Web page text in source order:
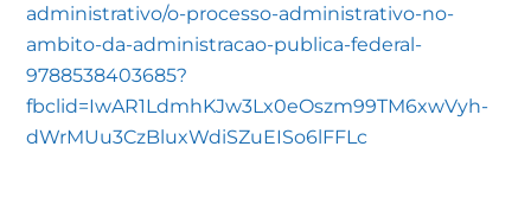
administrativo/o-processo-administrativo-no-
ambito-da-administracao-publica-federal-
9788538403685?
fbclid=IwAR1LdmhKJw3Lx0eOszm99TM6xwVyh-
dWrMUu3CzBluxWdiSZuEISo6lFFLc